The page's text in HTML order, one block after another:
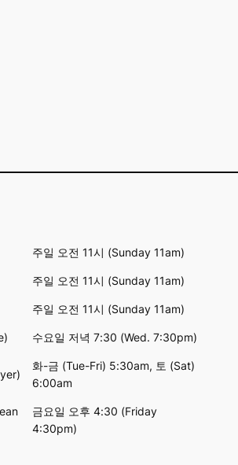
주일 오전 11시 (Sunday 11am)
주일 오전 11시 (Sunday 11am)
주일 오전 11시 (Sunday 11am)
수요일 저녁 7:30 (Wed. 7:30pm)
화-금 (Tue-Fri) 5:30am, 토 (Sat)
6:00am
금요일 오후 4:30 (Friday
4:30pm)